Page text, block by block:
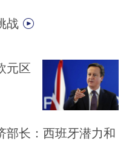
战
元区
部长：西班牙潜力和